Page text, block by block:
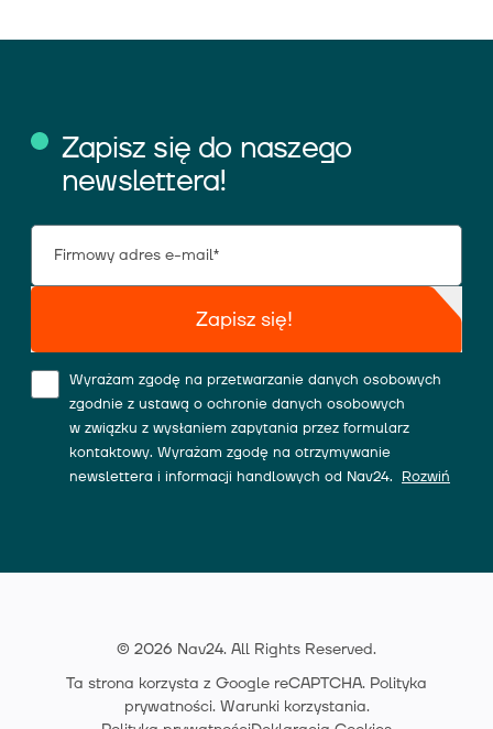
Zapisz się do naszego
newslettera!
Zapisz się!
Wyrażam zgodę na przetwarzanie danych osobowych
zgodnie z ustawą o ochronie danych osobowych
w związku z wysłaniem zapytania przez formularz
kontaktowy. Wyrażam zgodę na otrzymywanie
newslettera i informacji handlowych od Nav24.
Rozwiń
© 2026 Nav24. All Rights Reserved.
Ta strona korzysta z Google reCAPTCHA. Polityka
prywatności. Warunki korzystania.